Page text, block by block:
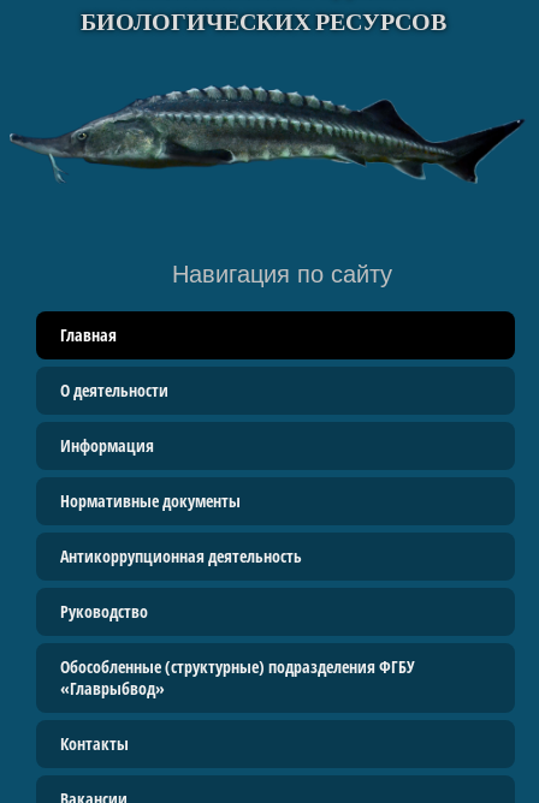
БИОЛОГИЧЕСКИХ РЕСУРСОВ
Главная
Прайс
Водные биологические ресурсы
Вакансии
Навигация по сайту
Главная
О деятельности
Информация
Нормативные документы
Антикоррупционная деятельность
Руководство
Обособленные (структурные) подразделения ФГБУ
«Главрыбвод»
Контакты